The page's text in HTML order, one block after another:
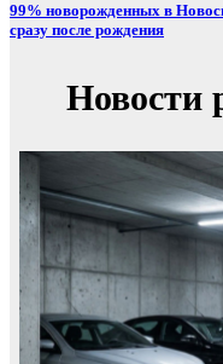
99% новорожденных в
сразу после рождения